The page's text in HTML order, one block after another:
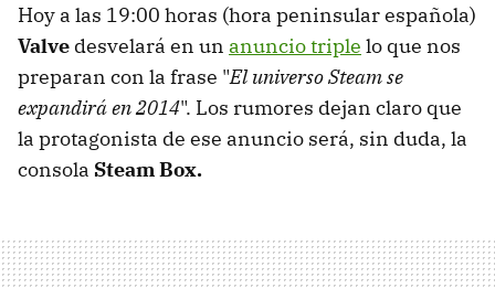
Hoy a las 19:00 horas (hora peninsular española)
Valve desvelará en un anuncio triple lo que nos
preparan con la frase "El universo Steam se
expandirá en 2014". Los rumores dejan claro que
la protagonista de ese anuncio será, sin duda, la
consola Steam Box.